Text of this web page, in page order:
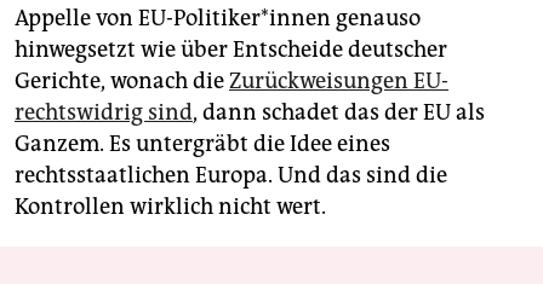
Appelle von EU-Politiker*innen genauso
hinwegsetzt wie über Entscheide deutscher
Gerichte, wonach dieZurückweisungen EU-
rechtswidrig sind, dann schadet das der EU als
Ganzem. Es untergräbt die Idee eines
rechtsstaatlichen Europa. Und das sind die
Kontrollen wirklich nicht wert.